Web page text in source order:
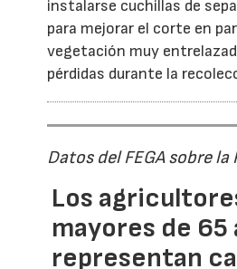
instalarse cuchillas de
para mejorar el corte en
vegetación muy
pérdidas durante la
Datos del FEGA sobre la
Los
mayores de 65
representan